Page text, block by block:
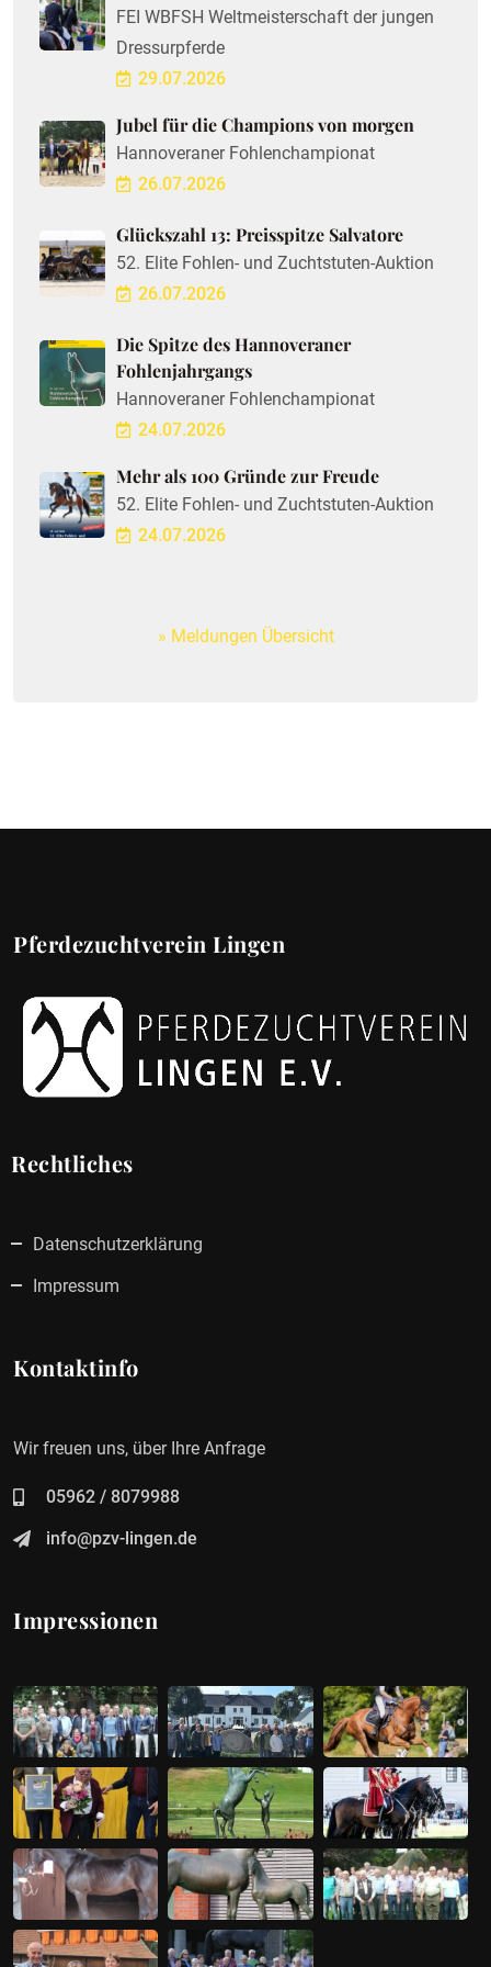
FEI WBFSH Weltmeisterschaft der jungen
Dressurpferde
29.07.2026
Jubel für die Champions von morgen
Hannoveraner Fohlenchampionat
26.07.2026
Glückszahl 13: Preisspitze Salvatore
52. Elite Fohlen- und Zuchtstuten-Auktion
26.07.2026
Die Spitze des Hannoveraner
Fohlenjahrgangs
Hannoveraner Fohlenchampionat
24.07.2026
Mehr als 100 Gründe zur Freude
52. Elite Fohlen- und Zuchtstuten-Auktion
24.07.2026
Meldungen Übersicht
Pferdezuchtverein Lingen
Rechtliches
Datenschutzerklärung
Impressum
Kontaktinfo
Wir freuen uns, über Ihre Anfrage
05962 / 8079988
info@pzv-lingen.de
Impressionen